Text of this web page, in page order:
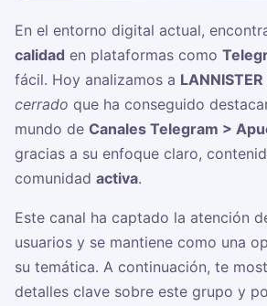
En el entorno digital actual,
calidad en plataformas como
fácil. Hoy analizamos a LANNISTER
cerrado que ha conseguido
mundo de Canales Telegram >
gracias a su enfoque claro,
comunidad activa.
Este canal ha captado la atención
usuarios y se mantiene como una
su temática. A continuación, te
detalles clave sobre este grupo y